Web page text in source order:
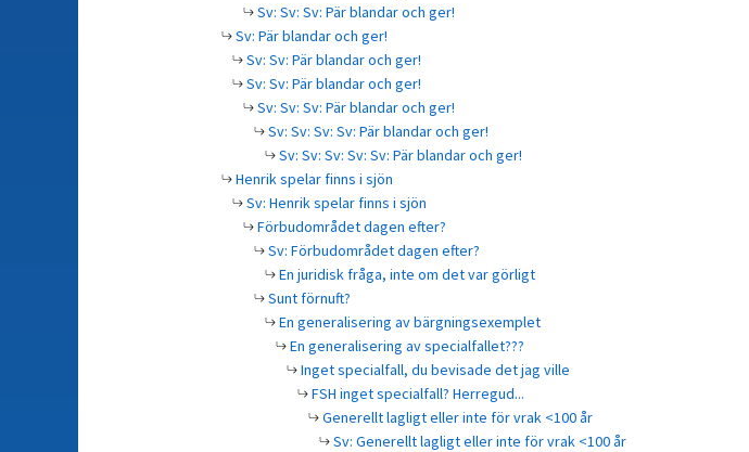
Sv: Sv: Sv: Pär blandar och ger!
Sv: Pär blandar och ger!
Sv: Sv: Pär blandar och ger!
Sv: Sv: Pär blandar och ger!
Sv: Sv: Sv: Pär blandar och ger!
Sv: Sv: Sv: Sv: Pär blandar och ger!
Sv: Sv: Sv: Sv: Sv: Pär blandar och ger!
Henrik spelar finns i sjön
Sv: Henrik spelar finns i sjön
Förbudområdet dagen efter?
Sv: Förbudområdet dagen efter?
En juridisk fråga, inte om det var görligt
Sunt förnuft?
En generalisering av bärgningsexemplet
En generalisering av specialfallet???
Inget specialfall, du bevisade det jag ville
FSH inget specialfall? Herregud...
Generellt lagligt eller inte för vrak <100 år
Sv: Generellt lagligt eller inte för vrak <100 år